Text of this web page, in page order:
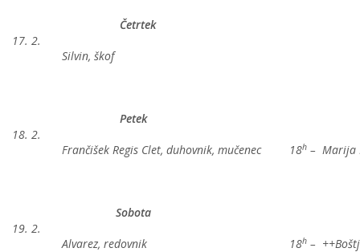
17. 2.
Četrtek
Silvin, škof
18. 2.
Petek
Frančišek Regis Clet, duhovnik, mučenec 18h – Marija
19. 2.
Sobota
Alvarez, redovnik 18h –